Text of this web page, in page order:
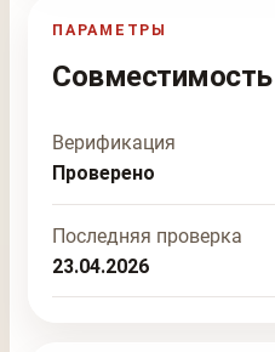
ПАРАМЕТРЫ
Совместимость
Верификация
Проверено
Последняя проверка
23.04.2026